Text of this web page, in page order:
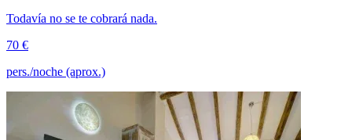
Todavía no se te cobrará nada.
70 €
pers./noche (aprox.)